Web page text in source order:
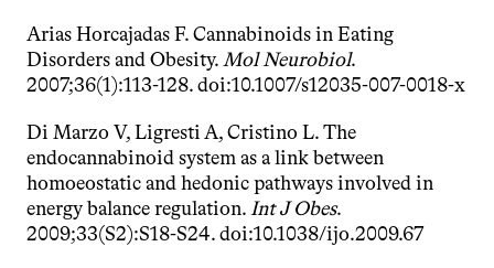
Arias Horcajadas F. Cannabinoids in Eating
Disorders and Obesity. Mol Neurobiol.
2007;36(1):113-128. doi:10.1007/s12035-007-0018-x
Di Marzo V, Ligresti A, Cristino L. The
endocannabinoid system as a link between
homoeostatic and hedonic pathways involved in
energy balance regulation. Int J Obes.
2009;33(S2):S18-S24. doi:10.1038/ijo.2009.67